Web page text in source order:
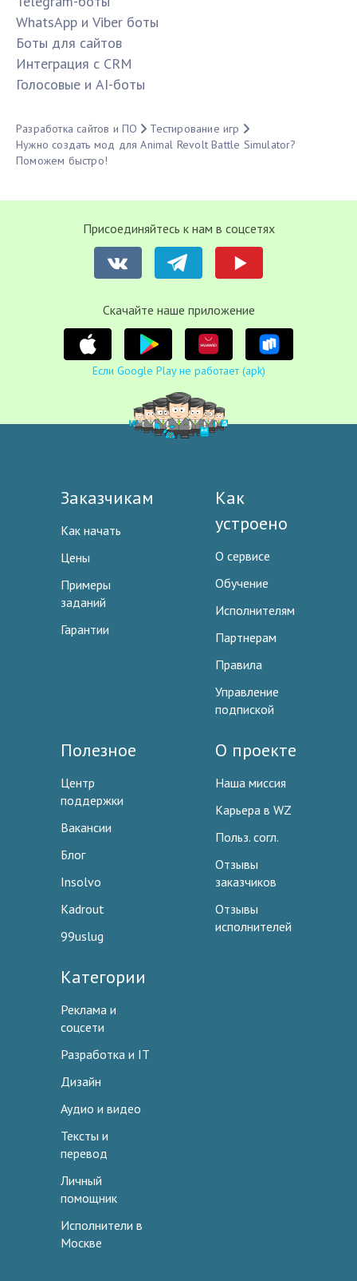
WhatsApp и Viber боты
Боты для сайтов
Интеграция с CRM
Голосовые и AI-боты
Разработка сайтов и ПО
Тестирование игр
Нужно создать мод для Animal Revolt Battle Simulator?
Поможем быстро!
Присоединяйтесь к нам в соцсетях
Cкачайте наше приложение
Если Google Play не работает (apk)
Заказчикам
Как начать
Цены
Примеры
заданий
Гарантии
Как
устроено
О сервисе
Обучение
Исполнителям
Партнерам
Правила
Управление
подпиской
Полезное
Центр
поддержки
Вакансии
Блог
Insolvo
Kadrout
99uslug
О проекте
Наша миссия
Карьера в WZ
Польз. согл.
Отзывы
заказчиков
Отзывы
исполнителей
Категории
Реклама и
соцсети
Разработка и IT
Дизайн
Аудио и видео
Тексты и
перевод
Личный
помощник
Исполнители в
Москве